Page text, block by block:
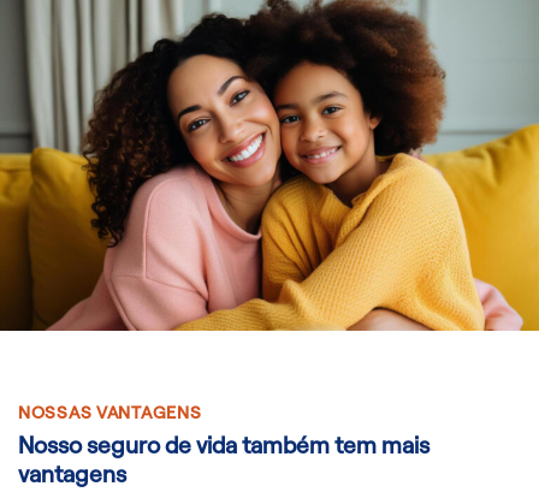
NOSSAS VANTAGENS
Nosso seguro de vida também tem mais
vantagens